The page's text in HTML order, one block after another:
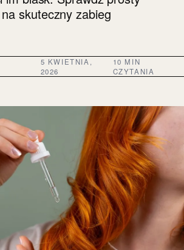
skuteczny zabieg
5 KWIETNIA,
2026
10 MIN
CZYTANIA